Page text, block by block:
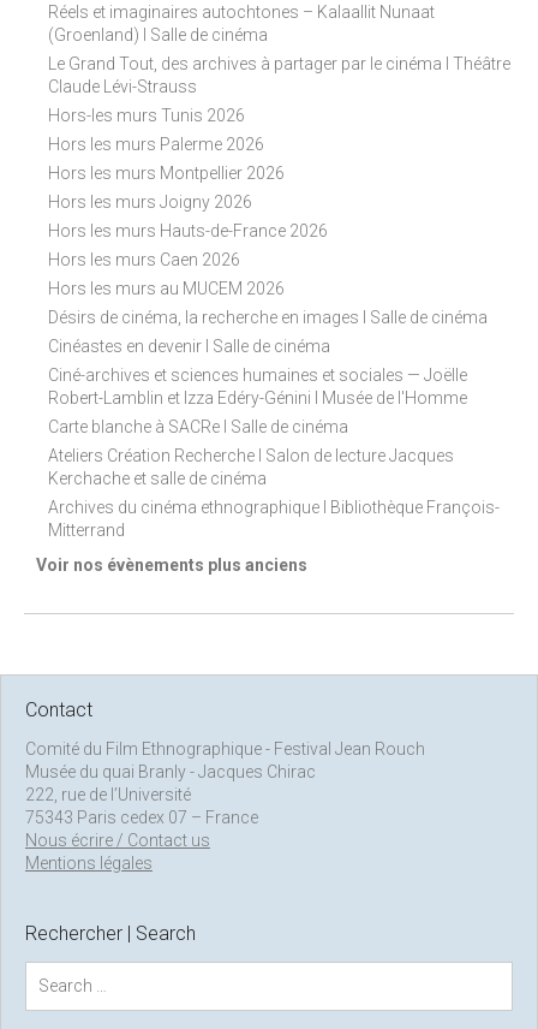
Réels et imaginaires autochtones – Kalaallit Nunaat
(Groenland) I Salle de cinéma
Le Grand Tout, des archives à partager par le cinéma I Théâtre
Claude Lévi-Strauss
Hors-les murs Tunis 2026
Hors les murs Palerme 2026
Hors les murs Montpellier 2026
Hors les murs Joigny 2026
Hors les murs Hauts-de-France 2026
Hors les murs Caen 2026
Hors les murs au MUCEM 2026
Désirs de cinéma, la recherche en images I Salle de cinéma
Cinéastes en devenir I Salle de cinéma
Ciné-archives et sciences humaines et sociales — Joëlle
Robert-Lamblin et Izza Edéry-Génini I Musée de l'Homme
Carte blanche à SACRe I Salle de cinéma
Ateliers Création Recherche I Salon de lecture Jacques
Kerchache et salle de cinéma
Archives du cinéma ethnographique I Bibliothèque François-
Mitterrand
Voir nos évènements plus anciens
Contact
Comité du Film Ethnographique - Festival Jean Rouch
Musée du quai Branly - Jacques Chirac
222, rue de l’Université
75343 Paris cedex 07 – France
Nous écrire / Contact us
Mentions légales
Rechercher | Search
a